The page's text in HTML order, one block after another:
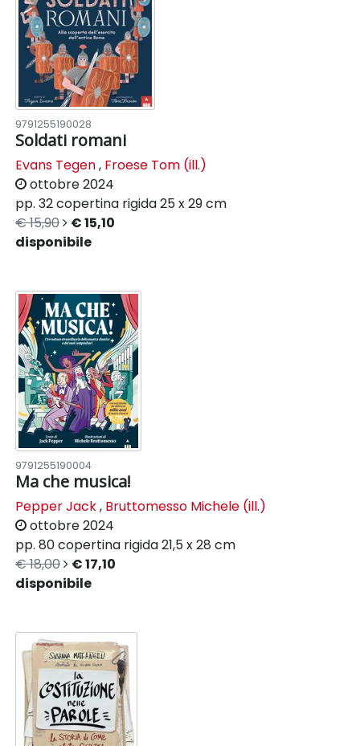
9791255190028
Soldati romani
Evans Tegen, Froese Tom (ill.)
ottobre 2024
pp. 32copertina rigida25 x 29 cm
€ 15,90
€ 15,10
disponibile
9791255190004
Ma che musica!
Pepper Jack, Bruttomesso Michele (ill.)
ottobre 2024
pp. 80copertina rigida21,5 x 28 cm
€ 18,00
€ 17,10
disponibile